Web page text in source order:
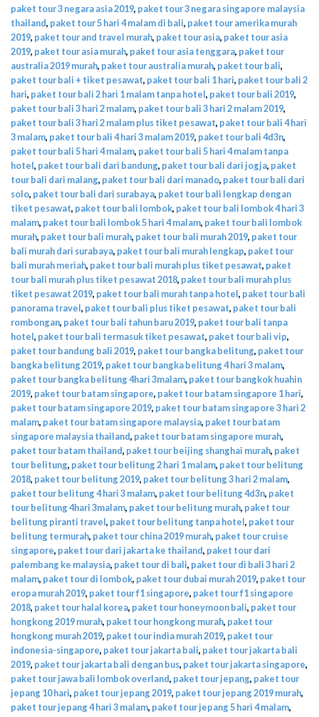
paket tour 3 negara asia 2019, paket tour 3 negara singapore malaysia
thailand, paket tour 5 hari 4 malam di bali, paket tour amerika murah
2019, paket tour and travel murah, paket tour asia, paket tour asia
2019, paket tour asia murah, paket tour asia tenggara, paket tour
australia 2019 murah, paket tour australia murah, paket tour bali,
paket tour bali + tiket pesawat, paket tour bali 1 hari, paket tour bali 2
hari, paket tour bali 2 hari 1 malam tanpa hotel, paket tour bali 2019,
paket tour bali 3 hari 2 malam, paket tour bali 3 hari 2 malam 2019,
paket tour bali 3 hari 2 malam plus tiket pesawat, paket tour bali 4 hari
3 malam, paket tour bali 4 hari 3 malam 2019, paket tour bali 4d3n,
paket tour bali 5 hari 4 malam, paket tour bali 5 hari 4 malam tanpa
hotel, paket tour bali dari bandung, paket tour bali dari jogja, paket
tour bali dari malang, paket tour bali dari manado, paket tour bali dari
solo, paket tour bali dari surabaya, paket tour bali lengkap dengan
tiket pesawat, paket tour bali lombok, paket tour bali lombok 4 hari 3
malam, paket tour bali lombok 5 hari 4 malam, paket tour bali lombok
murah, paket tour bali murah, paket tour bali murah 2019, paket tour
bali murah dari surabaya, paket tour bali murah lengkap, paket tour
bali murah meriah, paket tour bali murah plus tiket pesawat, paket
tour bali murah plus tiket pesawat 2018, paket tour bali murah plus
tiket pesawat 2019, paket tour bali murah tanpa hotel, paket tour bali
panorama travel, paket tour bali plus tiket pesawat, paket tour bali
rombongan, paket tour bali tahun baru 2019, paket tour bali tanpa
hotel, paket tour bali termasuk tiket pesawat, paket tour bali vip,
paket tour bandung bali 2019, paket tour bangka belitung, paket tour
bangka belitung 2019, paket tour bangka belitung 4 hari 3 malam,
paket tour bangka belitung 4hari 3malam, paket tour bangkok huahin
2019, paket tour batam singapore, paket tour batam singapore 1 hari,
paket tour batam singapore 2019, paket tour batam singapore 3 hari 2
malam, paket tour batam singapore malaysia, paket tour batam
singapore malaysia thailand, paket tour batam singapore murah,
paket tour batam thailand, paket tour beijing shanghai murah, paket
tour belitung, paket tour belitung 2 hari 1 malam, paket tour belitung
2018, paket tour belitung 2019, paket tour belitung 3 hari 2 malam,
paket tour belitung 4 hari 3 malam, paket tour belitung 4d3n, paket
tour belitung 4hari 3malam, paket tour belitung murah, paket tour
belitung piranti travel, paket tour belitung tanpa hotel, paket tour
belitung termurah, paket tour china 2019 murah, paket tour cruise
singapore, paket tour dari jakarta ke thailand, paket tour dari
palembang ke malaysia, paket tour di bali, paket tour di bali 3 hari 2
malam, paket tour di lombok, paket tour dubai murah 2019, paket tour
eropa murah 2019, paket tour f1 singapore, paket tour f1 singapore
2018, paket tour halal korea, paket tour honeymoon bali, paket tour
hongkong 2019 murah, paket tour hongkong murah, paket tour
hongkong murah 2019, paket tour india murah 2019, paket tour
indonesia-singapore, paket tour jakarta bali, paket tour jakarta bali
2019, paket tour jakarta bali dengan bus, paket tour jakarta singapore,
paket tour jawa bali lombok overland, paket tour jepang, paket tour
jepang 10 hari, paket tour jepang 2019, paket tour jepang 2019 murah,
paket tour jepang 4 hari 3 malam, paket tour jepang 5 hari 4 malam,